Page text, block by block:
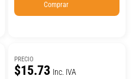
Comprar
PRECIO
$15.73 Inc. IVA